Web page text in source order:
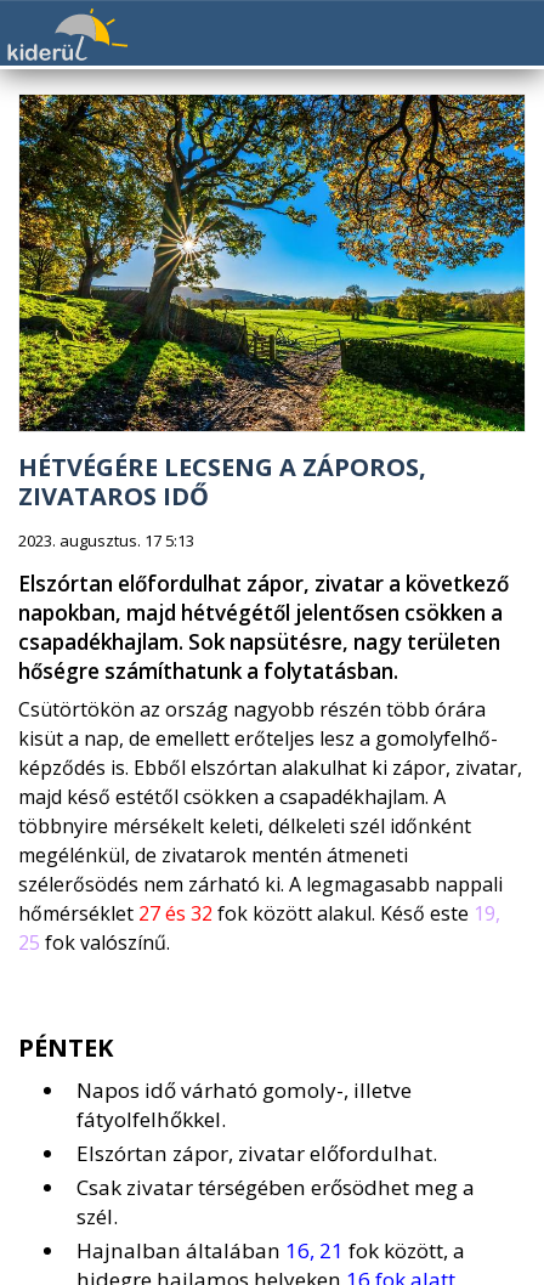
HÉTVÉGÉRE LECSENG A ZÁPOROS,
ZIVATAROS IDŐ
2023. augusztus. 17 5:13
Elszórtan előfordulhat zápor, zivatar a következő
napokban, majd hétvégétől jelentősen csökken a
csapadékhajlam. Sok napsütésre, nagy területen
hőségre számíthatunk a folytatásban.
Csütörtökön az ország nagyobb részén több órára
kisüt a nap, de emellett erőteljes lesz a gomolyfelhő-
képződés is. Ebből elszórtan alakulhat ki zápor, zivatar,
majd késő estétől csökken a csapadékhajlam. A
többnyire mérsékelt keleti, délkeleti szél időnként
megélénkül, de zivatarok mentén átmeneti
szélerősödés nem zárható ki. A legmagasabb nappali
hőmérséklet 27 és 32 fok között alakul. Késő este 19,
25 fok valószínű.
PÉNTEK
Napos idő várható gomoly-, illetve
fátyolfelhőkkel.
Elszórtan zápor, zivatar előfordulhat.
Csak zivatar térségében erősödhet meg a
szél.
Hajnalban általában 16, 21 fok között, a